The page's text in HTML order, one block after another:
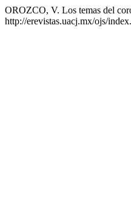
OROZCO, V. Los temas del
http://erevistas.uacj.mx/ojs/